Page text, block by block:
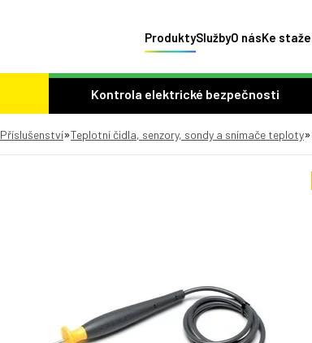
ProduktySlužbyO násKe
Kontrola elektrické bezpečnosti
Příslušenství»Teplotní čidla, senzory, sondy a snímače teploty»